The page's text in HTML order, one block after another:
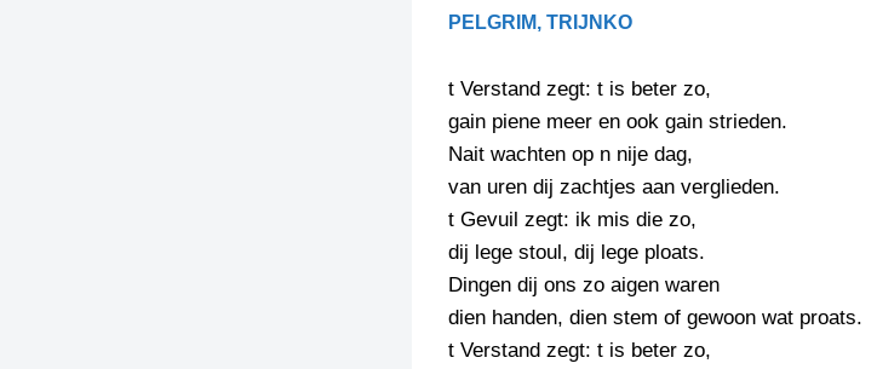
LIMERICKS
LUUSTERN
SCHRIEFWEDSTRIED
FLYER
INZENDENS
PERSBERICHT
SCHRIEFWEDSTRIED
INZENDENS
SCHRIEFWEDSTRIED
LEGENDEN
RECEPTEN
SPREUKEN
VEURDRACHTEN
SCHRIEFREGELSPELGRIM, TRIJNKO
t Verstand zegt: t is beter zo,
gain piene meer en ook gain strieden.
Nait wachten op n nije dag,
van uren dij zachtjes aan verglieden.
t Gevuil zegt: ik mis die zo,
dij lege stoul, dij lege ploats.
Dingen dij ons zo aigen waren
dien handen, dien stem of gewoon wat proats.
t Verstand zegt: t is beter zo,